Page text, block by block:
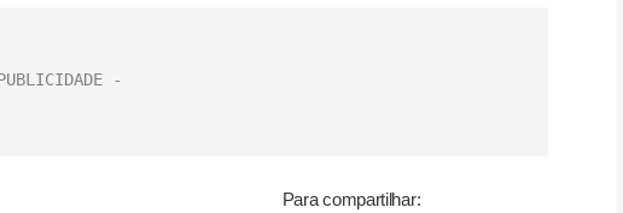
Para compartilhar: